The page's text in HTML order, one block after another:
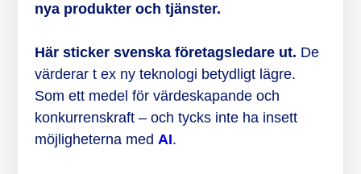
nya produkter och tjänster.
Här sticker svenska företagsledare ut. De
värderar t ex ny teknologi betydligt lägre.
Som ett medel för värdeskapande och
konkurrenskraft – och tycks inte ha insett
möjligheterna med AI.